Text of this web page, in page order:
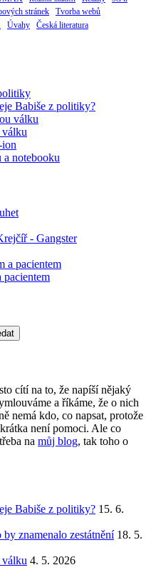
stránek Tvorba webů
Úvahy Česká literatura
Babiše z politiky?
válku
a notebooku
cítí na to, že napíší nějaký
a říkáme, že o nich
nemá kdo, co napsat, protože
není pomoci. Ale co
na můj blog, tak toho o
Babiše z politiky? 15. 6.
znamenalo zestátnění 18. 5.
válku 4. 5. 2026